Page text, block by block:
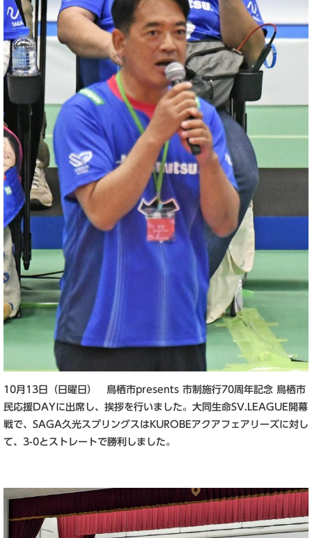
10月13日（日曜日） 鳥栖市presents 市制施行70周年記念 鳥栖市
民応援DAYに出席し、挨拶を行いました。大同生命SV.LEAGUE開幕
戦で、SAGA久光スプリングスはKUROBEアクアフェアリーズに対し
て、3-0とストレートで勝利しました。